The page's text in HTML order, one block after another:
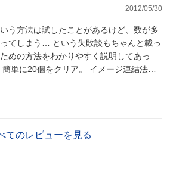
2012/05/30
う方法は試したことがあるけど、数が多
てしまう… という失敗談もちゃんと載っ
めの方法をわかりやすく説明してあっ
単に20個をクリア。 イメージ連結法
ほうが楽しく覚えられるそ...
てのレビューを見る